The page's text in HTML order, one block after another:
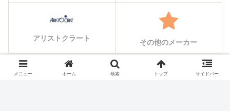
アリストクラート その他のメーカー
メニュー ホーム 検索 トップ サイドバー